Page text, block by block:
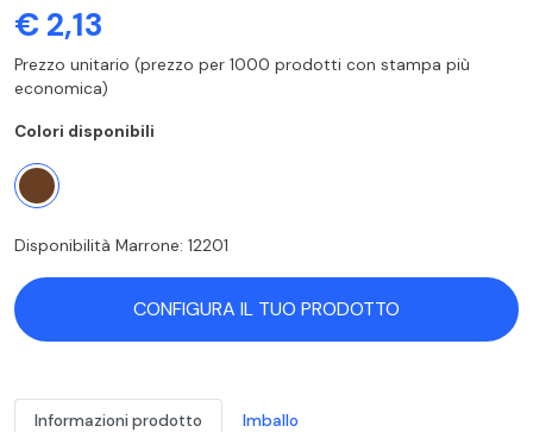
€ 2,13
Prezzo unitario (prezzo per 1000 prodotti con stampa più
economica)
Colori disponibili
Disponibilità Marrone: 12201
CONFIGURA IL TUO PRODOTTO
Informazioni prodotto Imballo